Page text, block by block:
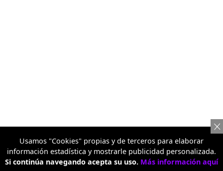
Usamos "Cookies" propias y de terceros para elaborar
información estadística y mostrarle publicidad personalizada.
Si continúa navegando acepta su uso. Más información aquí